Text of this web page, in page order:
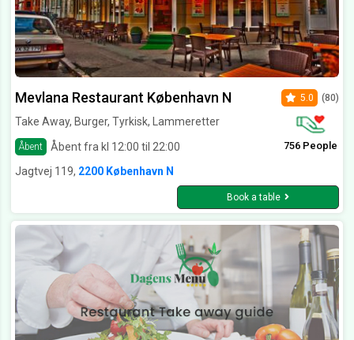
Mevlana Restaurant København N
Take Away, Burger, Tyrkisk, Lammeretter
Åbent Åbent fra kl 12:00 til 22:00
5.0 (80)
756 People
Jagtvej 119, 2200 København N
Book a table